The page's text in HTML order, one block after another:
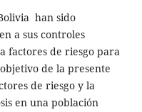
han sido
a sus controles
factores de riesgo para
de la presente
de riesgo y la
en una población